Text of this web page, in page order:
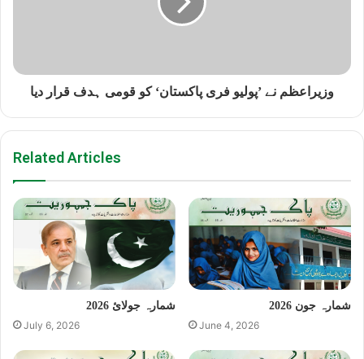
وزیراعظم نے ’پولیو فری پاکستان‘ کو قومی ہدف قرار دیا
Related Articles
شمارہ جولائ 2026
July 6, 2026
شمارہ جون 2026
June 4, 2026